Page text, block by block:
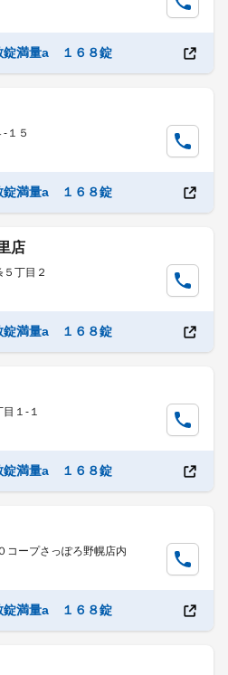
錠満量a １６８錠
１５
錠満量a １６８錠
店
丁目２
錠満量a １６８錠
１-１
錠満量a １６８錠
コープさっぽろ野幌店内
錠満量a １６８錠